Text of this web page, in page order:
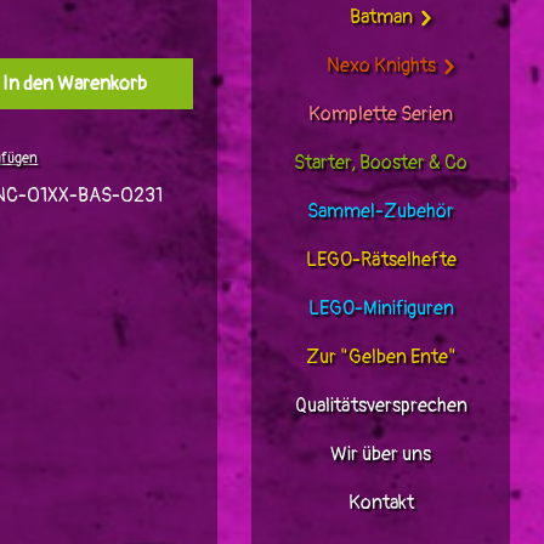
Batman
Nexo Knights
Komplette Serien
Starter, Booster & Co
Sammel-Zubehör
LEGO-Rätselhefte
LEGO-Minifiguren
Zur "Gelben Ente"
Qualitätsversprechen
Wir über uns
Kontakt
Gib den gewünschten Wert ein oder
In den Warenkorb
01XX-BAS-0231